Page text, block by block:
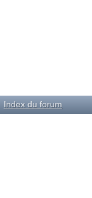
Index du forum